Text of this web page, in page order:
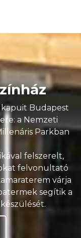
Budapest
a Nemzeti
Parkban
felszerelt,
felvonultató
várja
segítik a